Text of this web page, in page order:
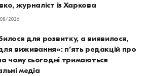
журналіст із Харкова
2026
для розвитку, а виявилося,
виживання»: п’ять редакцій про
чому сьогодні тримаються
медіа